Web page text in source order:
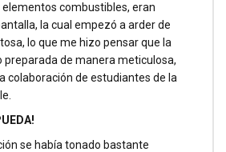
combustibles, eran
la cual empezó a arder de
lo que me hizo pensar que la
preparada de manera meticulosa,
colaboración de estudiantes de la
se había tonado bastante